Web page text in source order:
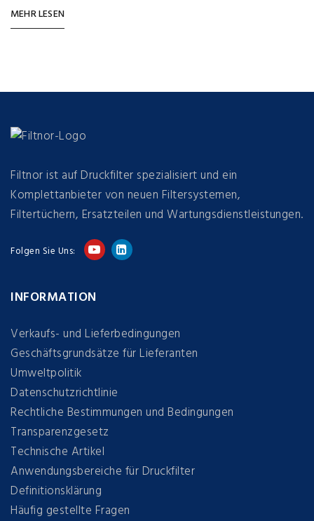
MEHR LESEN
Filtnor ist auf Druckfilter spezialisiert und ein
Komplettanbieter von neuen Filtersystemen,
Filtertüchern, Ersatzteilen und Wartungsdienstleistungen.
Folgen Sie Uns:
INFORMATION
Verkaufs- und Lieferbedingungen
Geschäftsgrundsätze für Lieferanten
Umweltpolitik
Datenschutzrichtlinie
Rechtliche Bestimmungen und Bedingungen
Transparenzgesetz
Technische Artikel
Anwendungsbereiche für Druckfilter
Definitionsklärung
Häufig gestellte Fragen